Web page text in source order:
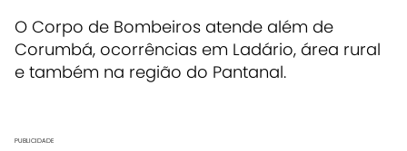
O Corpo de Bombeiros atende além de
Corumbá, ocorrências em Ladário, área rural
e também na região do Pantanal.
PUBLICIDADE